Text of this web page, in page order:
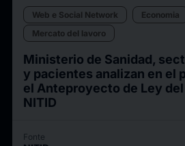
Web e Social Network Economia
Mercato del lavoro
Ministerio de Sanidad,
y pacientes analizan en el
el Anteproyecto de Ley
NITID
Fonte